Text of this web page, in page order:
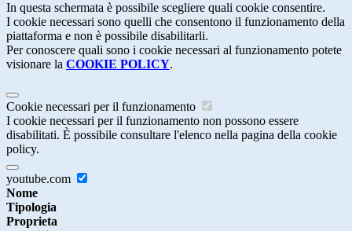
In questa schermata è possibile scegliere quali cookie consentire.
I cookie necessari sono quelli che consentono il funzionamento della
piattaforma e non è possibile disabilitarli.
Per conoscere quali sono i cookie necessari al funzionamento potete
visionare la COOKIE POLICY.
Cookie necessari per il funzionamento
I cookie necessari per il funzionamento non possono essere
disabilitati. È possibile consultare l'elenco nella pagina della cookie
policy.
youtube.com
Nome
Tipologia
Proprieta